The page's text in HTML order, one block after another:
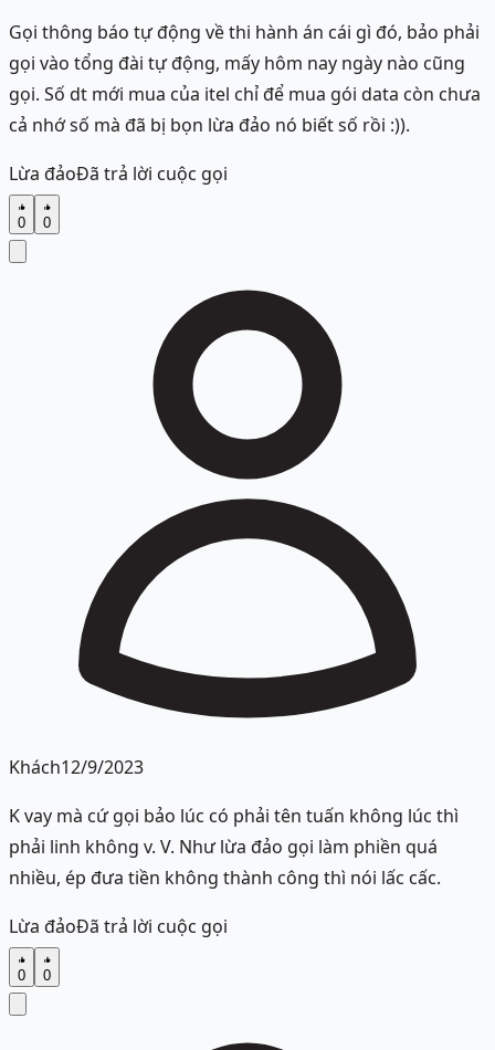
Gọi thông báo tự động về thi hành án cái gì đó, bảo phải
gọi vào tổng đài tự động, mấy hôm nay ngày nào cũng
gọi. Số dt mới mua của itel chỉ để mua gói data còn chưa
cả nhớ số mà đã bị bọn lừa đảo nó biết số rồi :)).
Lừa đảoĐã trả lời cuộc gọi
0 0
Khách12/9/2023
K vay mà cứ gọi bảo lúc có phải tên tuấn không lúc thì
phải linh không v. V. Như lừa đảo gọi làm phiền quá
nhiều, ép đưa tiền không thành công thì nói lấc cấc.
Lừa đảoĐã trả lời cuộc gọi
0 0